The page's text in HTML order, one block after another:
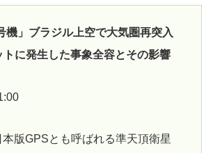
機」ブラジル上空で大気圏再突入
に発生した事象全容とその影響
版GPSとも呼ばれる準天頂衛星